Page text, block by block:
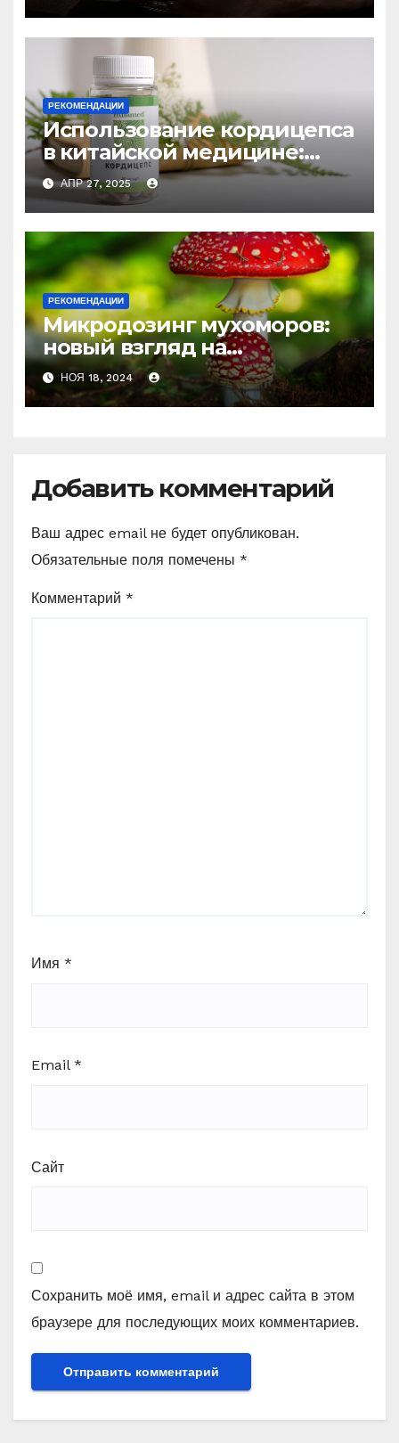
РЕКОМЕНДАЦИИ
Использование кордицепса
в китайской медицине:
природное средство
против усталости и
истощения
АПР 27, 2025
РЕКОМЕНДАЦИИ
Микродозинг мухоморов:
новый взгляд на
психоделику
НОЯ 18, 2024
Добавить комментарий
Ваш адрес email не будет опубликован.
Обязательные поля помечены *
Комментарий *
Имя *
Email *
Сайт
Сохранить моё имя, email и адрес сайта в этом
браузере для последующих моих комментариев.